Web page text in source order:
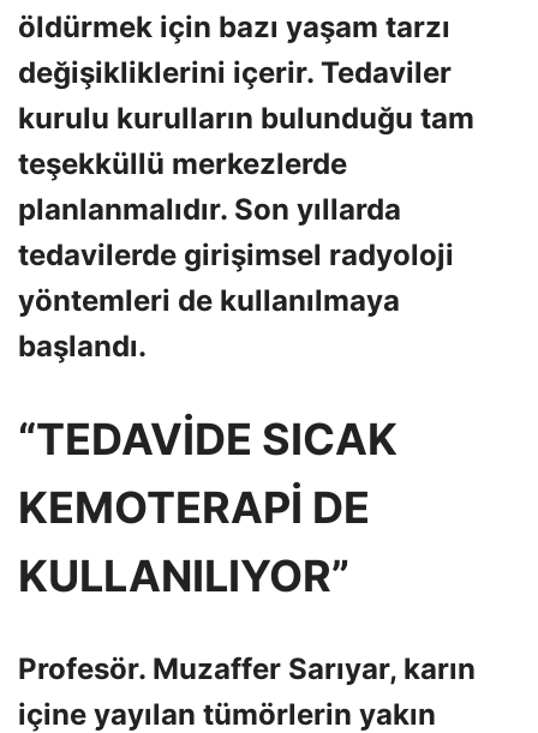
öldürmek için bazı yaşam tarzı
değişikliklerini içerir. Tedaviler
kurulu kurulların bulunduğu tam
teşekküllü merkezlerde
planlanmalıdır. Son yıllarda
tedavilerde girişimsel radyoloji
yöntemleri de kullanılmaya
başlandı.
“TEDAVİDE SICAK
KEMOTERAPİ DE
KULLANILIYOR”
Profesör. Muzaffer Sarıyar, karın
içine yayılan tümörlerin yakın